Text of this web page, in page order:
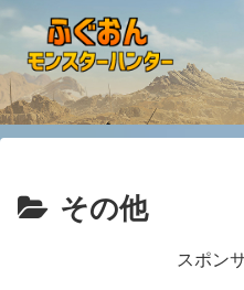
その他
スポン